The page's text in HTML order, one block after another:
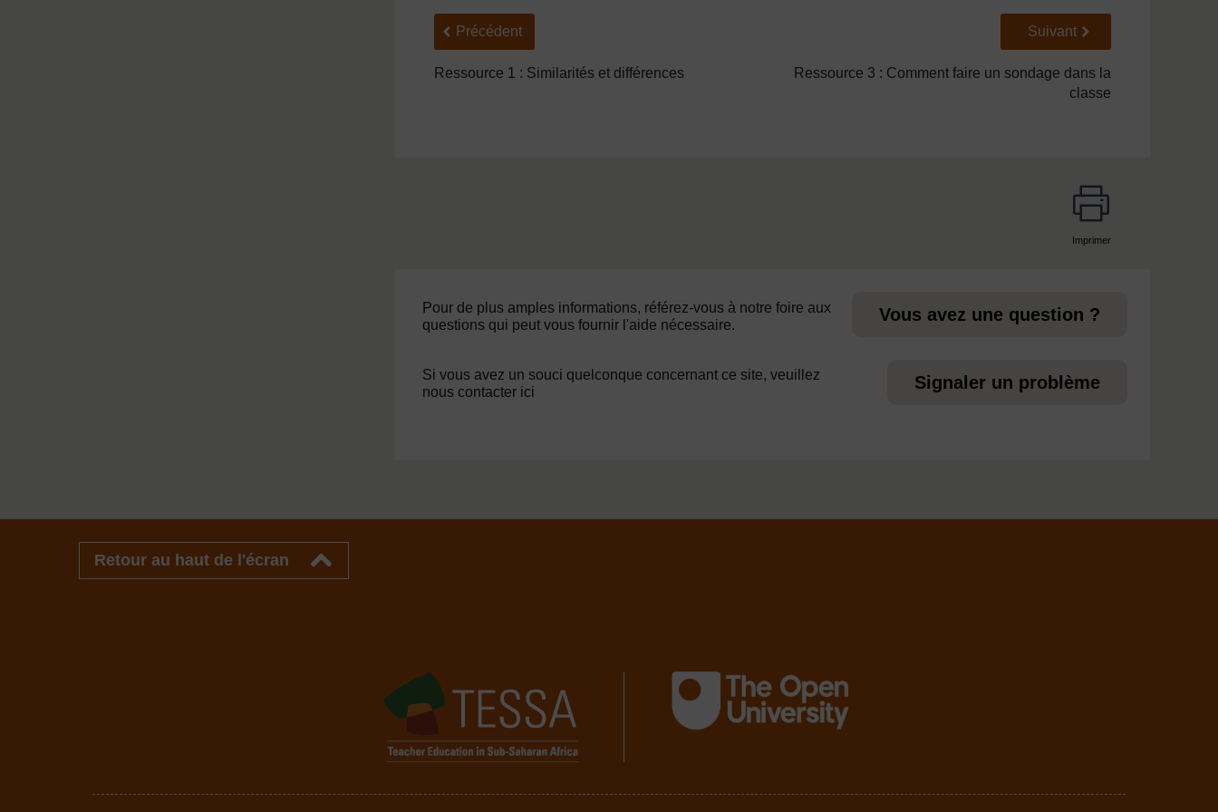
Précédent
Précédent
Ressource 1 : Similarités et différences
Suivant
Suivant
Ressource 3 : Comment faire un sondage dans la
classe
Imprimer
Pour de plus amples informations, référez-vous à notre foire aux
questions qui peut vous fournir l'aide nécessaire.
Vous avez une question ?
Si vous avez un souci quelconque concernant ce site, veuillez
nous contacter ici
Signaler un problème
Retour au haut de l'écran